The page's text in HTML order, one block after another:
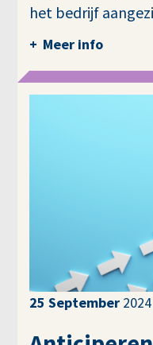
het bedrijf
Meer info
25 September 2024